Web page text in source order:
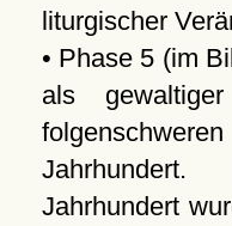
liturgischer
• Phase 5 (im
als
Jahrhundert